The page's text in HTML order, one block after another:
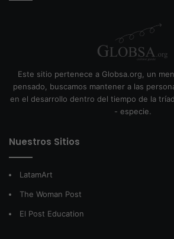
Este sitio pertenece a Globsa.org, un
pensado, buscamos mantener a las
en el desarrollo dentro del tiempo de la
- especie.
Nuestros Sitios
LatamArt
The Woman Post
El Post Education